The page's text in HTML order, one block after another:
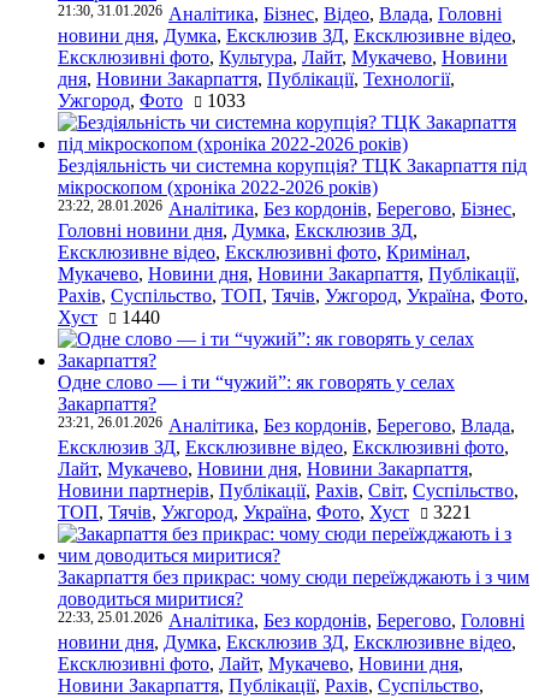
21:30, 31.01.2026 Аналітика, Бізнес, Відео, Влада, Головні
новини дня, Думка, Ексклюзив ЗД, Ексклюзивне відео,
Ексклюзивні фото, Культура, Лайт, Мукачево, Новини
дня, Новини Закарпаття, Публікації, Технології,
Ужгород, Фото 1033
Бездіяльність чи системна корупція? ТЦК Закарпаття під
мікроскопом (хроніка 2022-2026 років)
23:22, 28.01.2026 Аналітика, Без кордонів, Берегово, Бізнес,
Головні новини дня, Думка, Ексклюзив ЗД,
Ексклюзивне відео, Ексклюзивні фото, Кримінал,
Мукачево, Новини дня, Новини Закарпаття, Публікації,
Рахів, Суспільство, ТОП, Тячів, Ужгород, Україна, Фото,
Хуст
1440
Одне слово — і ти “чужий”: як говорять у селах
Закарпаття?
23:21, 26.01.2026 Аналітика, Без кордонів, Берегово, Влада,
Ексклюзив ЗД, Ексклюзивне відео, Ексклюзивні фото,
Лайт, Мукачево, Новини дня, Новини Закарпаття,
Новини партнерів, Публікації, Рахів, Світ, Суспільство,
ТОП, Тячів, Ужгород, Україна, Фото, Хуст 3221
Закарпаття без прикрас: чому сюди переїжджають і з чим
доводиться миритися?
22:33, 25.01.2026 Аналітика, Без кордонів, Берегово, Головні
новини дня, Думка, Ексклюзив ЗД, Ексклюзивне відео,
Ексклюзивні фото, Лайт, Мукачево, Новини дня,
Новини Закарпаття, Публікації, Рахів, Суспільство,